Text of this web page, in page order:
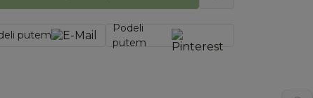
putem
Podeli
putem